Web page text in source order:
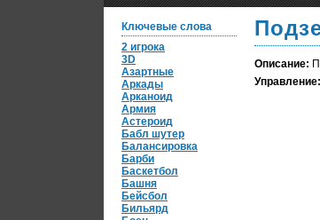
Ключевые слова
2 игрока
3D
Азартные
Аркады
Арканоид
Армия
Астероид
Бабл шутер
Балансировка
Барби
Баскетбол
Башня
Бейсбол
Бильярд
Описание:
Управление: